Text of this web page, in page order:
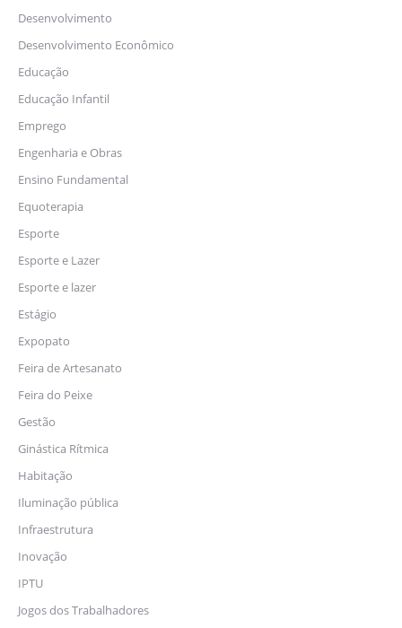
Desenvolvimento
Desenvolvimento Econômico
Educação
Educação Infantil
Emprego
Engenharia e Obras
Ensino Fundamental
Equoterapia
Esporte
Esporte e Lazer
Esporte e lazer
Estágio
Expopato
Feira de Artesanato
Feira do Peixe
Gestão
Ginástica Rítmica
Habitação
Iluminação pública
Infraestrutura
Inovação
IPTU
Jogos dos Trabalhadores